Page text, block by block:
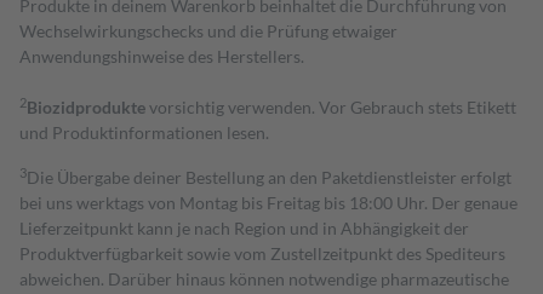
Produkte in deinem Warenkorb beinhaltet die Durchführung von
Wechselwirkungschecks und die Prüfung etwaiger
Anwendungshinweise des Herstellers.
2Biozidproduktevorsichtig verwenden. Vor Gebrauch stets Etikett
und Produktinformationen lesen.
3Die Übergabe deiner Bestellung an den Paketdienstleister erfolgt
bei uns werktags von Montag bis Freitag bis 18:00 Uhr. Der genaue
Lieferzeitpunkt kann je nach Region und in Abhängigkeit der
Produktverfügbarkeit sowie vom Zustellzeitpunkt des Spediteurs
abweichen. Darüber hinaus können notwendige pharmazeutische